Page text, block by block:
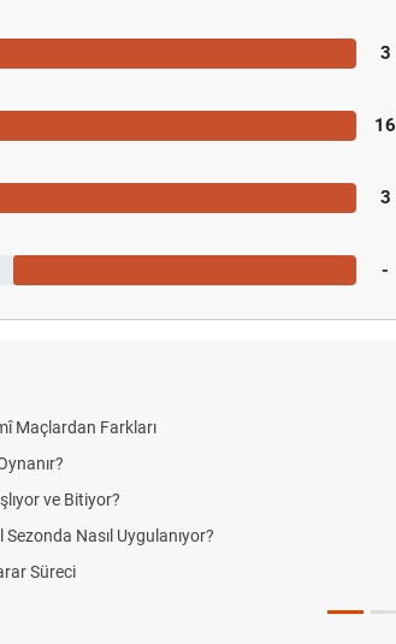
3
16
3
-
Maçlardan Farkları
ve Bitiyor?
Nasıl Uygulanıyor?
Süreci